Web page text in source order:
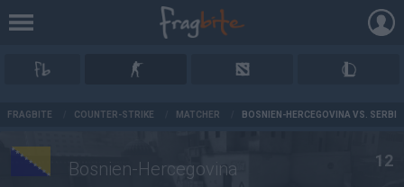
FRAGBITE COUNTER-STRIKE MATCHER BOSNIEN-HERCEGOVINA VS.
Bosnien-Hercegovina 12